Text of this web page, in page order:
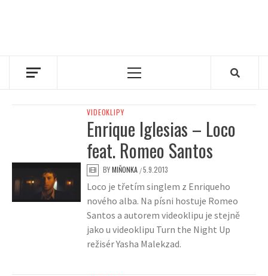
Primary
VIDEOKLIPY
Enrique Iglesias – Loco
feat. Romeo Santos
BYMIŇONKA /5.9.2013
Loco je třetím singlem z Enriqueho
nového alba. Na písni hostuje Romeo
Santos a autorem videoklipu je stejně
jako u videoklipu Turn the Night Up
režisér Yasha Malekzad.